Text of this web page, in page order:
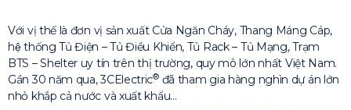
Với vị thế là đơn vị sản xuất Cửa Ngăn Cháy, Thang Máng Cáp,
hệ thống Tủ Điện – Tủ Điều Khiển, Tủ Rack – Tủ Mạng, Trạm
BTS – Shelter uy tín trên thị trường, quy mô lớn nhất Việt Nam.
Gần 30 năm qua, 3CElectric®đã tham gia hàng nghìn dự án lớn
nhỏ khắp cả nước và xuất khẩu…